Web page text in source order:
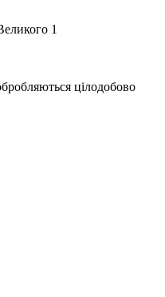
1
цілодобово